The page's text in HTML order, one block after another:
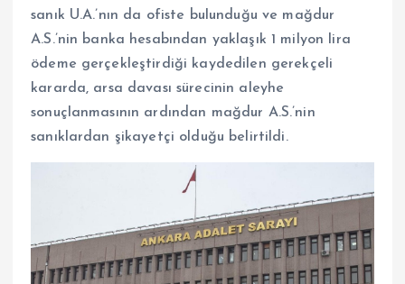
sanık U.A.’nın da ofiste bulunduğu ve mağdur
A.S.’nin banka hesabından yaklaşık 1 milyon lira
ödeme gerçekleştirdiği kaydedilen gerekçeli
kararda, arsa davası sürecinin aleyhe
sonuçlanmasının ardından mağdur A.S.’nin
sanıklardan şikayetçi olduğu belirtildi.